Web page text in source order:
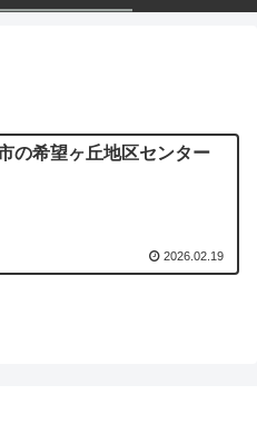
の希望ヶ丘地区センター
2026.02.19